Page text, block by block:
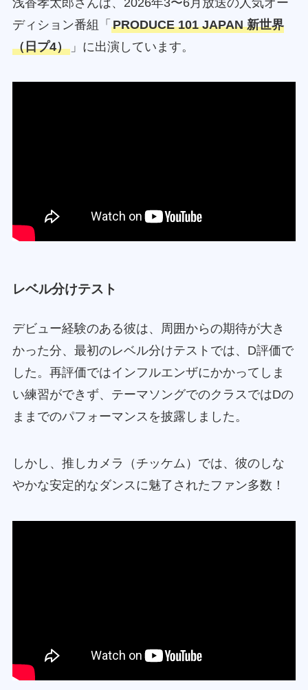
ディション番組「 PRODUCE 101 JAPAN 新世界
（日プ4）」に出演しています。
レベル分けテスト
デビュー経験のある彼は、周囲からの期待が大き
かった分、最初のレベル分けテストでは、D評価で
した。再評価ではインフルエンザにかかってしま
い練習ができず、テーマソングでのクラスではDの
ままでのパフォーマンスを披露しました。
しかし、推しカメラ（チッケム）では、彼のしな
やかな安定的なダンスに魅了されたファン多数！